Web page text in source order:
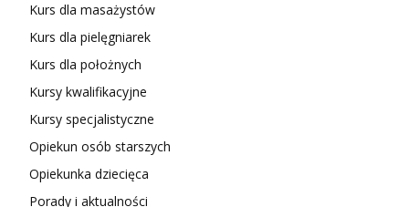
Kurs dla masażystów
Kurs dla pielęgniarek
Kurs dla położnych
Kursy kwalifikacyjne
Kursy specjalistyczne
Opiekun osób starszych
Opiekunka dziecięca
Porady i aktualności